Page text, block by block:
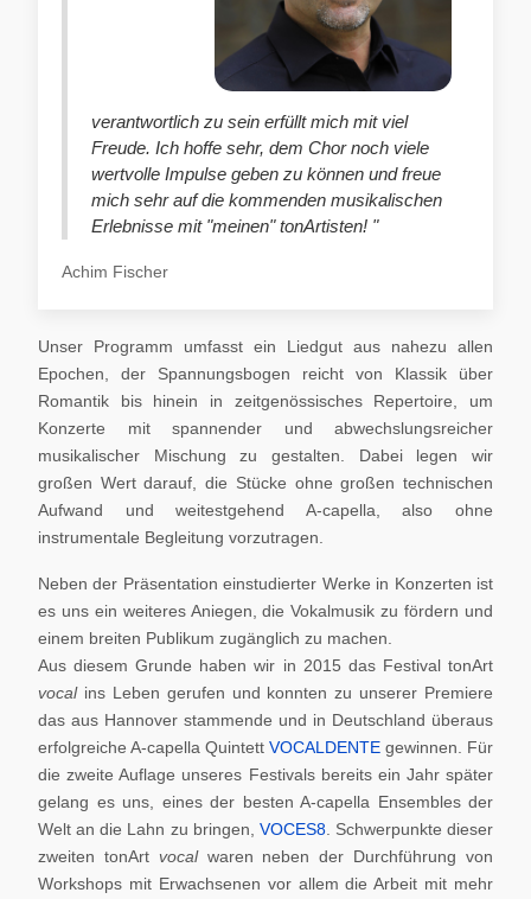
verantwortlich zu sein erfüllt mich mit viel
Freude. Ich hoffe sehr, dem Chor noch viele
wertvolle Impulse geben zu können und freue
mich sehr auf die kommenden musikalischen
Erlebnisse mit "meinen" tonArtisten! "
Achim Fischer
Unser Programm umfasst ein Liedgut aus nahezu allen
Epochen, der Spannungsbogen reicht von Klassik über
Romantik bis hinein in zeitgenössisches Repertoire, um
Konzerte mit spannender und abwechslungsreicher
musikalischer Mischung zu gestalten. Dabei legen wir
großen Wert darauf, die Stücke ohne großen technischen
Aufwand und weitestgehend A-capella, also ohne
instrumentale Begleitung vorzutragen.
Neben der Präsentation einstudierter Werke in Konzerten ist
es uns ein weiteres Aniegen, die Vokalmusik zu fördern und
einem breiten Publikum zugänglich zu machen.
Aus diesem Grunde haben wir in 2015 das Festival tonArt
vocal ins Leben gerufen und konnten zu unserer Premiere
das aus Hannover stammende und in Deutschland überaus
erfolgreiche A-capella Quintett VOCALDENTE gewinnen. Für
die zweite Auflage unseres Festivals bereits ein Jahr später
gelang es uns, eines der besten A-capella Ensembles der
Welt an die Lahn zu bringen, VOCES8. Schwerpunkte dieser
zweiten tonArt vocalwaren neben der Durchführung von
Workshops mit Erwachsenen vor allem die Arbeit mit mehr